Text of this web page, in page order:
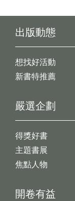
出版動態
想找好活動
新書特推薦
開卷有益
嚴選企劃
得獎好書
主題書展
焦點人物